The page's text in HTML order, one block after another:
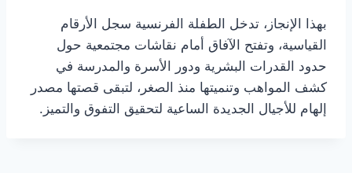
بهذا الإنجاز، تدخل الطفلة الفرنسية سجل الأرقام
القياسية، وتفتح الآفاق أمام نقاشات مجتمعية حول
حدود القدرات البشرية ودور الأسرة والمدرسة في
كشف المواهب وتنميتها منذ الصغر، لتبقى قصتها مصدر
إلهام للأجيال الجديدة الساعية لتحقيق التفوق والتميز.